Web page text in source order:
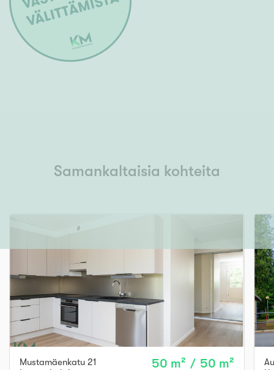
Samankaltaisia kohteita
Mustamäenkatu 21
50 m² / 50 m²